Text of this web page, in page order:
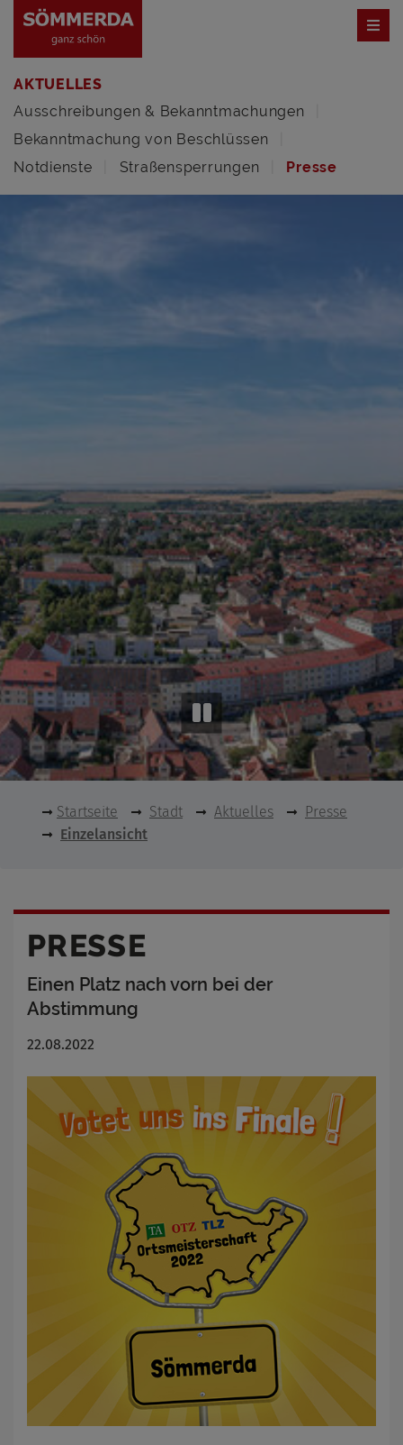
AKTUELLES
Ausschreibungen & Bekanntmachungen
Bekanntmachung von Beschlüssen
Notdienste
Straßensperrungen Presse
Startseite Stadt Aktuelles
Presse
Einzelansicht
PRESSE
Einen Platz nach vorn bei der
Abstimmung
22.08.2022